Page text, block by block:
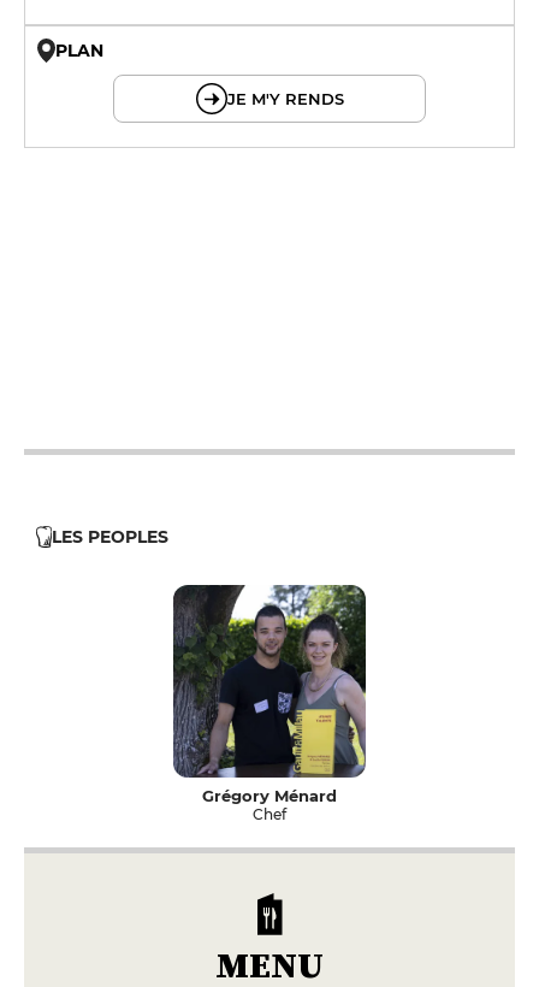
PLAN
JE M'Y RENDS
LES PEOPLES
Grégory Ménard
Chef
MENU